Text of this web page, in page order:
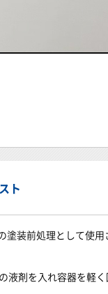
ト
装前処理として使
剤を入れ容器を軽く